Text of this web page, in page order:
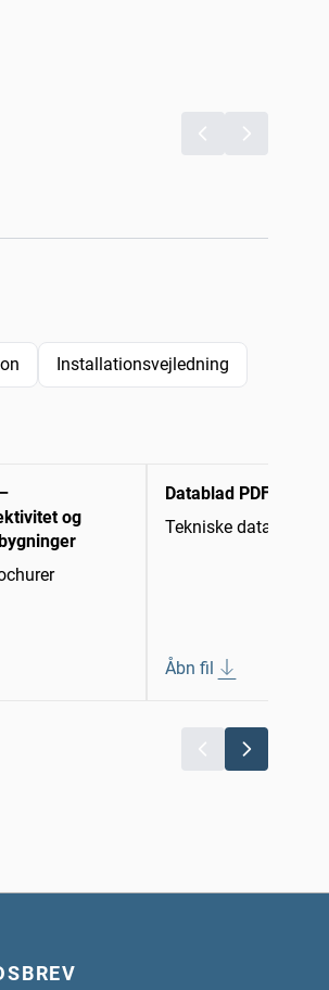
Installationsvejledning
og
Datablad PDF
Tekniske datablade
Åbn fil